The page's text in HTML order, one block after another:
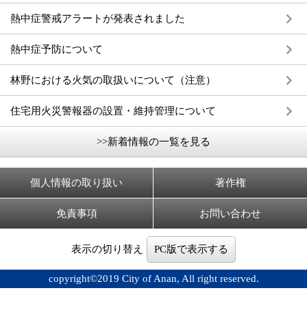
熱中症警戒アラートが発表されました
熱中症予防について
林野における火気の取扱いについて（注意）
住宅用火災警報器の設置・維持管理について
>>新着情報の一覧を見る
個人情報の取り扱い 著作権
免責事項 お問い合わせ
表示の切り替え PC版で表示する
copyright©2019 City of Anan, All right reserved.